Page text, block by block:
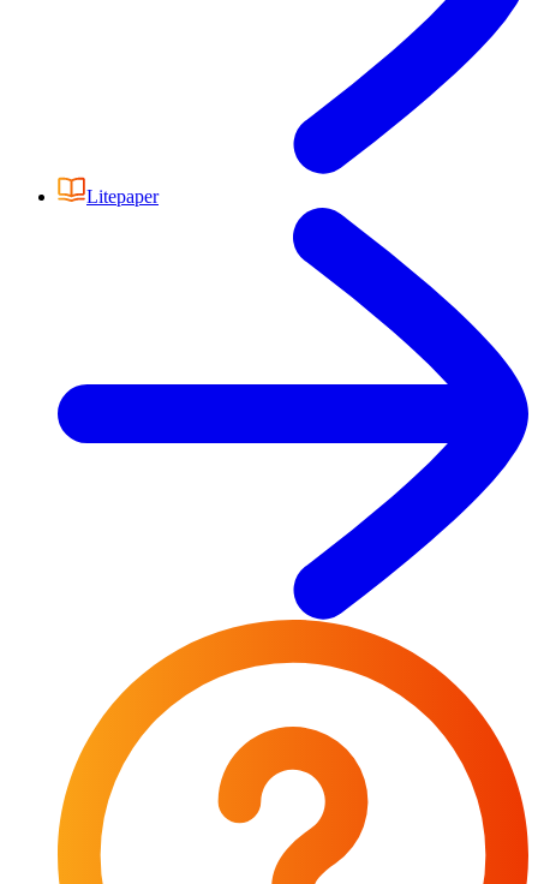
Litepaper